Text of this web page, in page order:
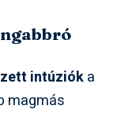
intúzióka
magmás